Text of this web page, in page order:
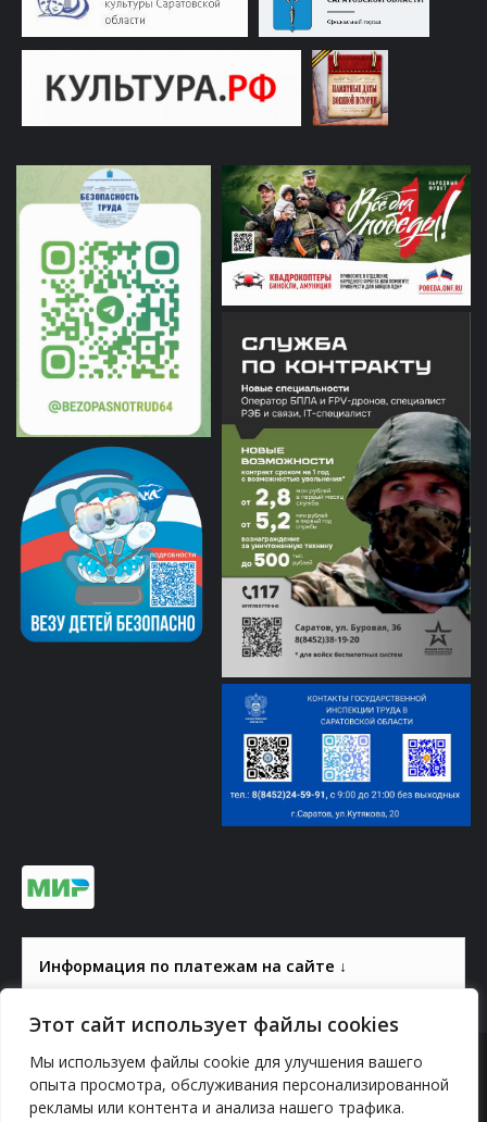
Этот сайт использует файлы cookies
Мы используем файлы cookie для улучшения вашего
опыта просмотра, обслуживания персонализированной
рекламы или контента и анализа нашего трафика.
Информация по платежам на сайте ↓
© 2000-2026, ГАУК СОМ КВЦ
Политика конфиденциальности